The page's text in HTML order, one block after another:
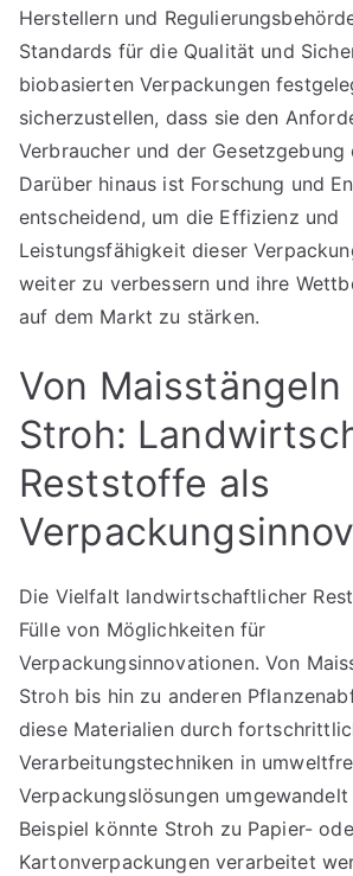
Herstellern und
Standards für die Qualität und
biobasierten Verpackungen
sicherzustellen, dass sie den
Verbraucher und der Gesetzgebung
Darüber hinaus ist Forschung und
entscheidend, um die Effizienz und
Leistungsfähigkeit dieser
weiter zu verbessern und ihre
auf dem Markt zu stärken.
Von Maisstängeln
Stroh:
Reststoffe als
Die Vielfalt landwirtschaftlicher
Fülle von Möglichkeiten für
Verpackungsinnovationen. Von
Stroh bis hin zu anderen
diese Materialien durch
Verarbeitungstechniken in
Verpackungslösungen
Beispiel könnte Stroh zu Papier-
Kartonverpackungen verarbeitet